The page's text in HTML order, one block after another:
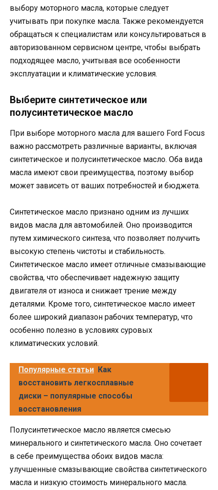
выбору моторного масла, которые следует
учитывать при покупке масла. Также рекомендуется
обращаться к специалистам или консультироваться в
авторизованном сервисном центре, чтобы выбрать
подходящее масло, учитывая все особенности
эксплуатации и климатические условия.
Выберите синтетическое или
полусинтетическое масло
При выборе моторного масла для вашего Ford Focus
важно рассмотреть различные варианты, включая
синтетическое и полусинтетическое масло. Оба вида
масла имеют свои преимущества, поэтому выбор
может зависеть от ваших потребностей и бюджета.
Синтетическое масло признано одним из лучших
видов масла для автомобилей. Оно производится
путем химического синтеза, что позволяет получить
высокую степень чистоты и стабильность.
Синтетическое масло имеет отличные смазывающие
свойства, что обеспечивает надежную защиту
двигателя от износа и снижает трение между
деталями. Кроме того, синтетическое масло имеет
более широкий диапазон рабочих температур, что
особенно полезно в условиях суровых
климатических условий.
Популярные статьи Как
восстановить легкосплавные
диски – популярные способы
восстановления
Полусинтетическое масло является смесью
минерального и синтетического масла. Оно сочетает
в себе преимущества обоих видов масла:
улучшенные смазывающие свойства синтетического
масла и низкую стоимость минерального масла.